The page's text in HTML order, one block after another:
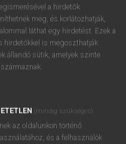
a hirdetők
meg, és korlátozhatják,
láthat egy hirdetést. Ezek a
hirdetőkkel is megoszthatják
állandó sütik, amelyek szinte
(mindig szükséges)
az oldalunkon történő
és a felhasználók